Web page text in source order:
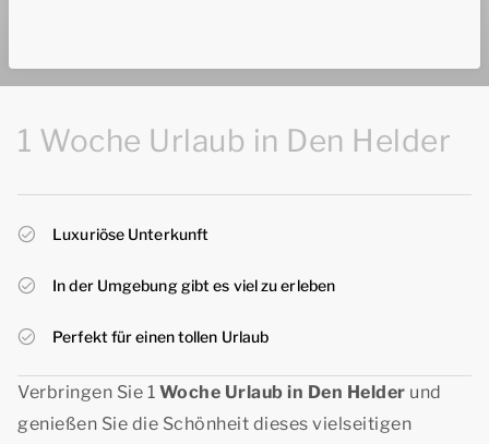
1 Woche Urlaub in Den Helder
Luxuriöse Unterkunft
In der Umgebung gibt es viel zu erleben
Perfekt für einen tollen Urlaub
Verbringen Sie 1 Woche Urlaub in Den Helder und
genießen Sie die Schönheit dieses vielseitigen